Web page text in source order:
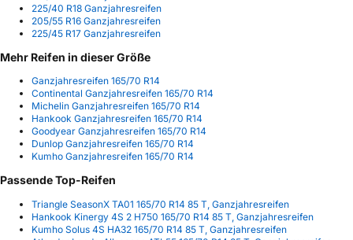
225/40 R18 Ganzjahresreifen
205/55 R16 Ganzjahresreifen
225/45 R17 Ganzjahresreifen
Mehr Reifen in dieser Größe
Ganzjahresreifen 165/70 R14
Continental Ganzjahresreifen 165/70 R14
Michelin Ganzjahresreifen 165/70 R14
Hankook Ganzjahresreifen 165/70 R14
Goodyear Ganzjahresreifen 165/70 R14
Dunlop Ganzjahresreifen 165/70 R14
Kumho Ganzjahresreifen 165/70 R14
Passende Top-Reifen
Triangle SeasonX TA01 165/70 R14 85 T, Ganzjahresreifen
Hankook Kinergy 4S 2 H750 165/70 R14 85 T, Ganzjahresreifen
Kumho Solus 4S HA32 165/70 R14 85 T, Ganzjahresreifen